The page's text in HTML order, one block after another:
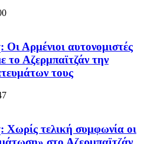
Αρμένιοι αυτονομιστές
το Αζερμπαϊτζάν την
τους
τελική συμφωνία οι